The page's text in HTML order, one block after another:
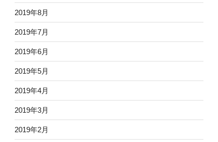
2019年8月
2019年7月
2019年6月
2019年5月
2019年4月
2019年3月
2019年2月